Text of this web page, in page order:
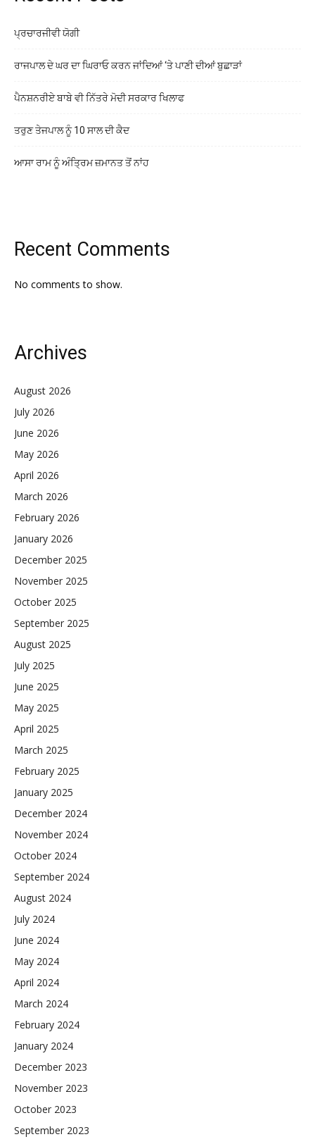
ਪ੍ਰਚਾਰਜੀਵੀ ਯੋਗੀ
ਰਾਜਪਾਲ ਦੇ ਘਰ ਦਾ ਘਿਰਾਓ ਕਰਨ ਜਾਂਦਿਆਂ ‘ਤੇ ਪਾਣੀ ਦੀਆਂ ਬੁਛਾੜਾਂ
ਪੈਨਸ਼ਨਰੀਏ ਬਾਬੇ ਵੀ ਨਿੱਤਰੇ ਮੋਦੀ ਸਰਕਾਰ ਖਿਲਾਫ
ਤਰੁਣ ਤੇਜਪਾਲ ਨੂੰ 10 ਸਾਲ ਦੀ ਕੈਦ
ਆਸਾ ਰਾਮ ਨੂੰ ਅੰਤ੍ਰਿਮ ਜ਼ਮਾਨਤ ਤੋਂ ਨਾਂਹ
Recent Comments
No comments to show.
Archives
August 2026
July 2026
June 2026
May 2026
April 2026
March 2026
February 2026
January 2026
December 2025
November 2025
October 2025
September 2025
August 2025
July 2025
June 2025
May 2025
April 2025
March 2025
February 2025
January 2025
December 2024
November 2024
October 2024
September 2024
August 2024
July 2024
June 2024
May 2024
April 2024
March 2024
February 2024
January 2024
December 2023
November 2023
October 2023
September 2023